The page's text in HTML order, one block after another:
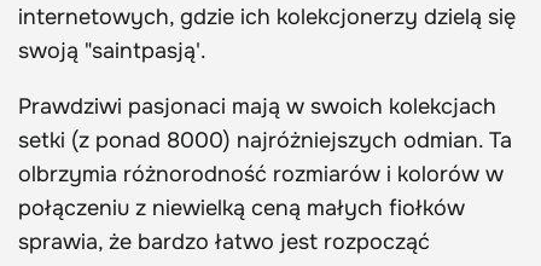
internetowych, gdzie ich kolekcjonerzy dzielą się
swoją "saintpasją'.
Prawdziwi pasjonaci mają w swoich kolekcjach
setki (z ponad 8000) najróżniejszych odmian. Ta
olbrzymia różnorodność rozmiarów i kolorów w
połączeniu z niewielką ceną małych fiołków
sprawia, że bardzo łatwo jest rozpocząć